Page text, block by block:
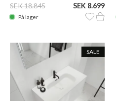
SEK 18.845 SEK 8.699
På lager
SALE